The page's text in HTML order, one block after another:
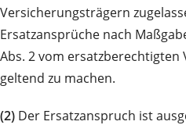
Versicherungsträgern
Ersatzansprüche nach
Abs. 2 vom
geltend zu machen.
(2) Der Ersatzanspruch ist